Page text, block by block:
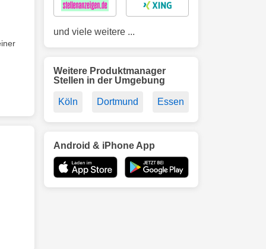
und viele weitere ...
Weitere Produktmanager
Stellen in der Umgebung
Köln Dortmund Essen
Android & iPhone App